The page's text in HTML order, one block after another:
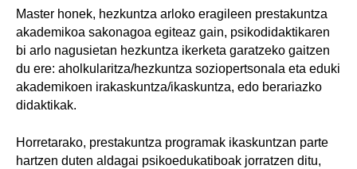
Master honek, hezkuntza arloko eragileen prestakuntza
akademikoa sakonagoa egiteaz gain, psikodidaktikaren
bi arlo nagusietan hezkuntza ikerketa garatzeko gaitzen
du ere: aholkularitza/hezkuntza soziopertsonala eta eduki
akademikoen irakaskuntza/ikaskuntza, edo berariazko
didaktikak.
Horretarako, prestakuntza programak ikaskuntzan parte
hartzen duten aldagai psikoedukatiboak jorratzen ditu,